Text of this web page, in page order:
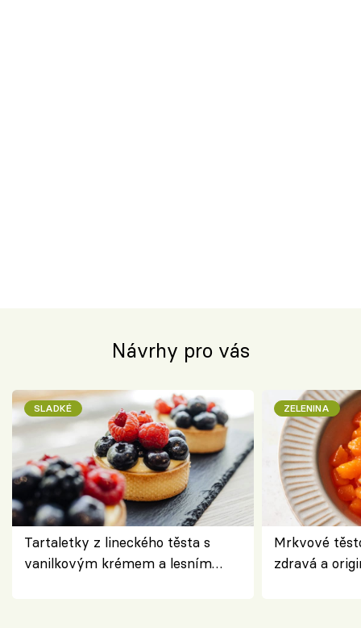
Návrhy pro vás
SLADKÉ
Tartaletky z lineckého těsta s
vanilkovým krémem a lesním
ZELENINA
Mrkvové
zdravá a